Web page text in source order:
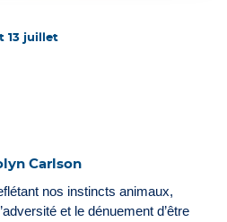
13 juillet
Carlson
nos instincts animaux,
et le dénuement d’être